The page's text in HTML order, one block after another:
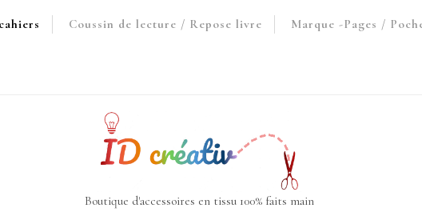
Coussin de lecture / Repose livre
Marque -Pages /
Boutique d'accessoires en tissu 100% faits main